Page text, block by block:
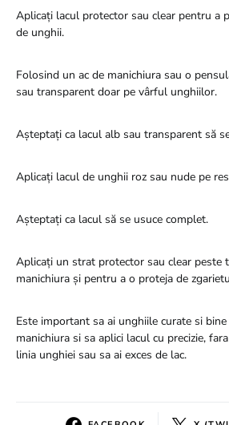
Aplicați lacul protector sau clear pentru a
de unghii.
Folosind un ac de manichiura sau o
sau transparent doar pe vârful unghiilor.
Așteptați ca lacul alb sau transparent să
Aplicați lacul de unghii roz sau nude pe
Așteptați ca lacul să se usuce complet.
Aplicați un strat protector sau clear peste
manichiura și pentru a o proteja de
Este important sa ai unghiile curate si
manichiura si sa aplici lacul cu precizie,
linia unghiei sau sa ai exces de lac.